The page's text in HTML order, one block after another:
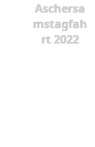
Aschersa
mstagfah
rt 2022